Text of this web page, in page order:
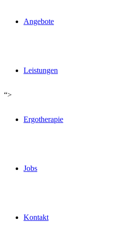
Angebote
Leistungen
Ergotherapie
Jobs
Kontakt
“>